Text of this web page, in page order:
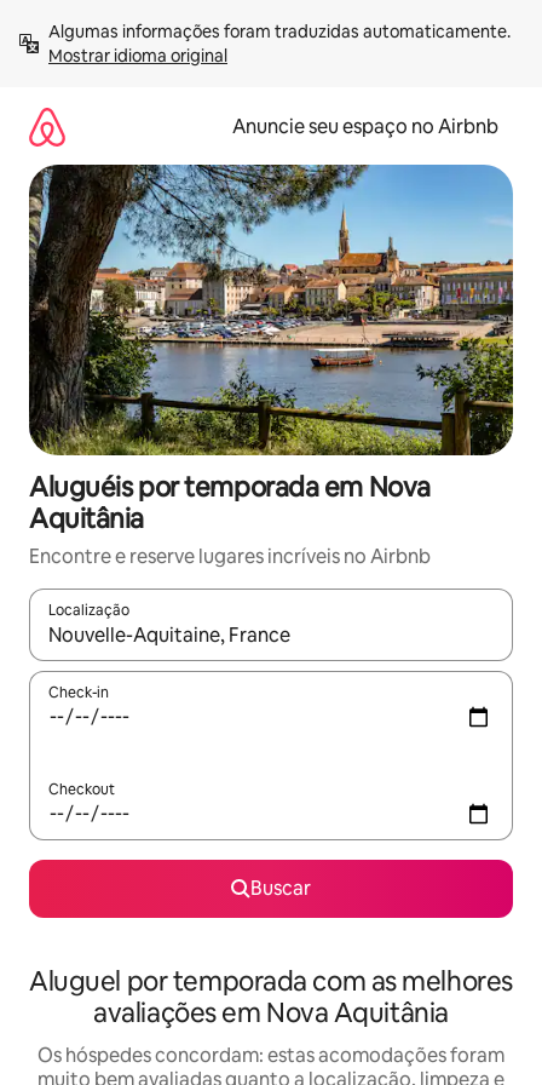
para
Mostrar idioma original
Anuncie seu espaço no Airbnb
Aluguéis por temporada em Nova
Aquitânia
Encontre e reserve lugares incríveis no Airbnb
Localização
Quando os resultados estiverem disponíveis, explore-os
Check-in
Checkout
Buscar
Aluguel por temporada com as melhores
avaliações em Nova Aquitânia
Os hóspedes concordam: estas acomodações foram
muito bem avaliadas quanto a localização, limpeza e